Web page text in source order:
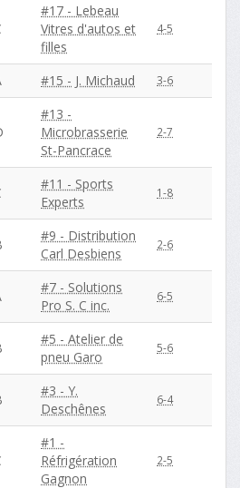
#17 - Lebeau
Vitres d'autos et
filles
4-5
#15 - J. Michaud 3-6
#13 -
Microbrasserie
St-Pancrace
2-7
#11 - Sports
Experts
1-8
#9 - Distribution
Carl Desbiens
2-6
#7 - Solutions
Pro S. C inc.
6-5
#5 - Atelier de
pneu Garo
5-6
#3 - Y.
Deschênes
6-4
#1 -
Réfrigération
Gagnon
2-5